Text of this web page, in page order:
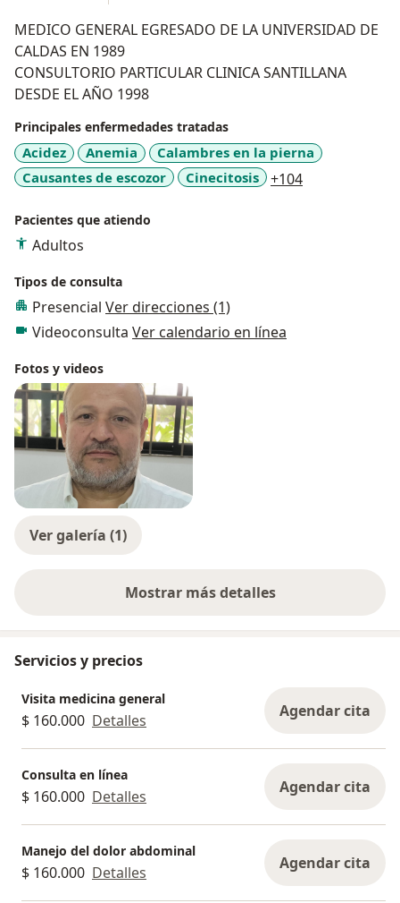
MEDICO GENERAL EGRESADO DE LA UNIVERSIDAD DE
CALDAS EN 1989
CONSULTORIO PARTICULAR CLINICA SANTILLANA
DESDE EL AÑO 1998
Principales enfermedades tratadas
Acidez Anemia
Calambres en la pierna
Causantes de escozor
Cinecitosis +104
Pacientes que atiendo
Adultos
Tipos de consulta
Presencial Ver direcciones (1)
Videoconsulta Ver calendario en línea
Fotos y videos
Ver galería (1)
Mostrar más detalles
sobre la experiencia
Servicios y precios
Visita medicina general
$ 160.000 Detalles Agendar cita
Consulta en línea
$ 160.000 Detalles Agendar cita
Manejo del dolor abdominal
$ 160.000 Detalles Agendar cita